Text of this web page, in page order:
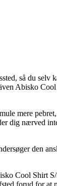
så du selv
Abisko Cool
mere
dig nærved
den
Cool Shirt
forud for at